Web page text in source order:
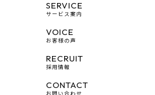
SERVICE
サービス案内
VOICE
お客様の声
RECRUIT
採用情報
CONTACT
お問い合わせ